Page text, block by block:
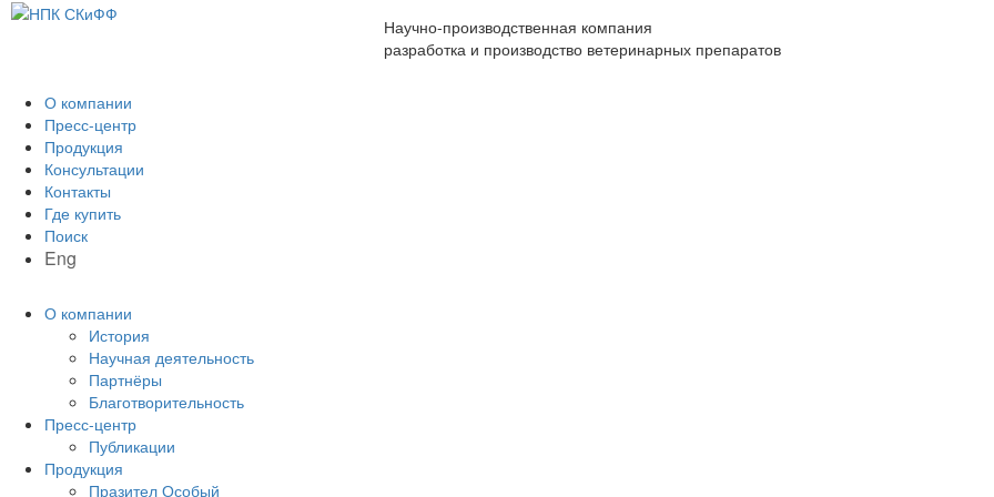
Научно-производственная компания
разработка и производство ветеринарных препаратов
О компании
Пресс-центр
Продукция
Консультации
Контакты
Где купить
Поиск
Eng
О компании
История
Научная деятельность
Партнёры
Благотворительность
Пресс-центр
Публикации
Продукция
Празител Особый